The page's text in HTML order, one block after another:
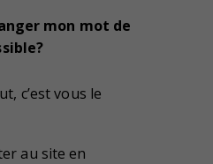
mon mot de
c’est vous le
au site en